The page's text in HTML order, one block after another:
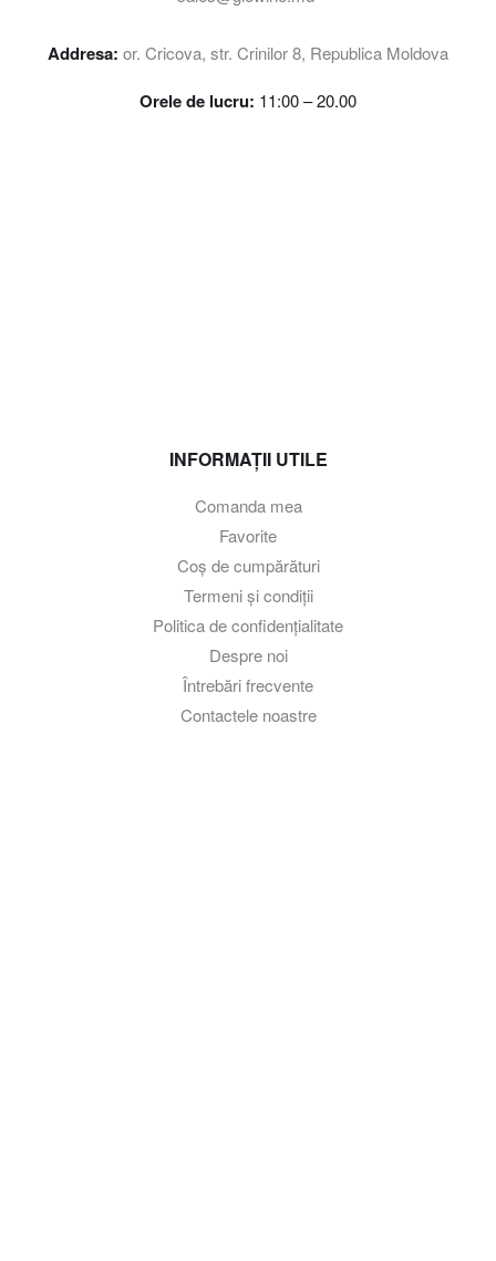
Addresa: or. Cricova, str. Crinilor 8, Republica Moldova
Orele de lucru: 11:00 – 20.00
INFORMAȚII UTILE
Comanda mea
Favorite
Coș de cumpărături
Termeni și condiții
Politica de confidențialitate
Despre noi
Întrebări frecvente
Contactele noastre